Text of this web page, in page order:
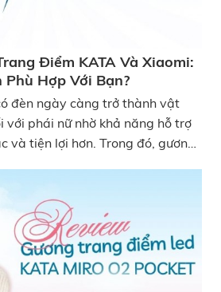
Điểm KATA Và Xiaomi:
Hợp Với Bạn?
đèn ngày càng trở thành vật
với phái nữ nhờ khả năng hỗ trợ
và tiện lợi hơn. Trong đó, gương
Vậy hai dòng gương này có gì
lựa chọn phù hợp với nhu cầu của
so sánh gương trang điểm